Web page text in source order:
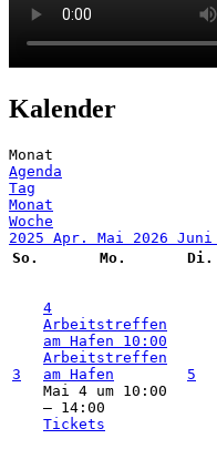
Kalender
Monat
Agenda
Tag
Monat
Woche
2025 Apr. Mai 2026 Juni
So.
Mo. Di.
3
4
Arbeitstreffen
am Hafen 10:00
Arbeitstreffen
am Hafen
Mai 4 um 10:00
– 14:00
Tickets
5